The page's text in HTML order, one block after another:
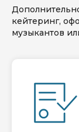
кейтеринг,
музыкантов